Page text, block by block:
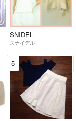
SNIDEL
スナイデル
5